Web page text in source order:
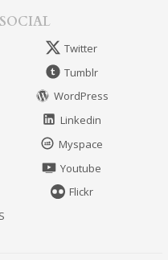
Twitter
Tumblr
WordPress
Linkedin
Myspace
Youtube
Flickr